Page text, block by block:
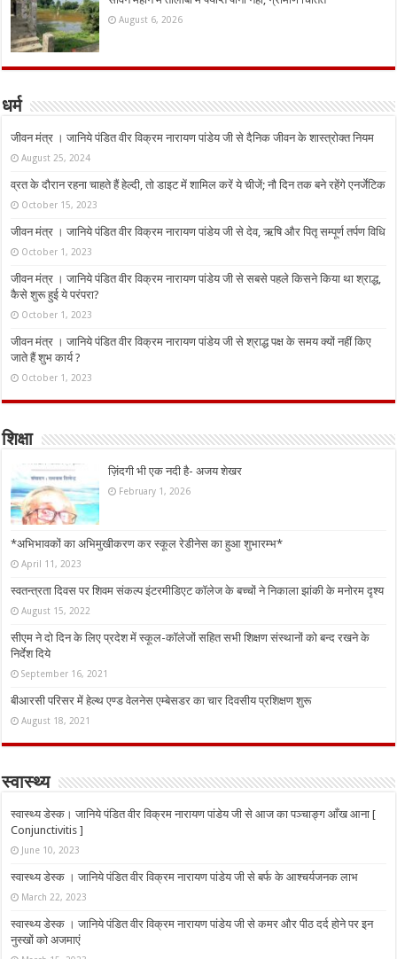
August 6, 2026
धर्म
जीवन मंत्र । जानिये पंडित वीर विक्रम नारायण पांडेय जी से दैनिक जीवन के शास्त्रोक्त नियम
August 25, 2024
व्रत के दौरान रहना चाहते हैं हेल्दी, तो डाइट में शामिल करें ये चीजें; नौ दिन तक बने रहेंगे एनर्जेटिक
October 15, 2023
जीवन मंत्र । जानिये पंडित वीर विक्रम नारायण पांडेय जी से देव, ऋषि और पितृ सम्पूर्ण तर्पण विधि
October 1, 2023
जीवन मंत्र । जानिये पंडित वीर विक्रम नारायण पांडेय जी से सबसे पहले किसने किया था श्राद्ध,
कैसे शुरू हुई ये परंपरा?
October 1, 2023
जीवन मंत्र । जानिये पंडित वीर विक्रम नारायण पांडेय जी से श्राद्ध पक्ष के समय क्यों नहीं किए
जाते हैं शुभ कार्य ?
October 1, 2023
शिक्षा
ज़िंदगी भी एक नदी है- अजय शेखर
February 1, 2026
*अभिभावकों का अभिमुखीकरण कर स्कूल रेडीनेस का हुआ शुभारम्भ*
April 11, 2023
स्वतन्त्रता दिवस पर शिवम संकल्प इंटरमीडिएट कॉलेज के बच्चों ने निकाला झांकी के मनोरम दृश्य
August 15, 2022
सीएम ने दो दिन के लिए प्रदेश में स्कूल-कॉलेजों सहित सभी शिक्षण संस्थानों को बन्द रखने के
निर्देश दिये
September 16, 2021
बीआरसी परिसर में हेल्थ एण्ड वेलनेस एम्बेसडर का चार दिवसीय प्रशिक्षण शुरू
August 18, 2021
स्वास्थ्य
स्वास्थ्य डेस्क। जानिये पंडित वीर विक्रम नारायण पांडेय जी से आज का पञ्चाङ्ग आँख आना [
Conjunctivitis ]
June 10, 2023
स्वास्थ्य डेस्क । जानिये पंडित वीर विक्रम नारायण पांडेय जी से बर्फ के आश्चर्यजनक लाभ
March 22, 2023
स्वास्थ्य डेस्क । जानिये पंडित वीर विक्रम नारायण पांडेय जी से कमर और पीठ दर्द होने पर इन
नुस्‍खों को अजमाएं